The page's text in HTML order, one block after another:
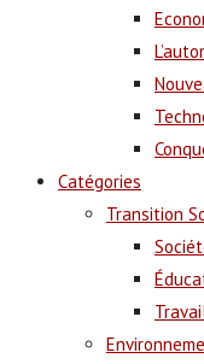
Catégories
Transition